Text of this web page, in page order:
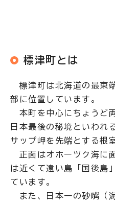
標津町とは
標津町は北海道の最東
部に位置しています。
本町を中心にちょうど
日本最後の秘境といわれ
サップ岬を先端とする根
正面はオホーツク海に
は近くて遠い島「国後島
ています。
また、日本一の砂嘴（